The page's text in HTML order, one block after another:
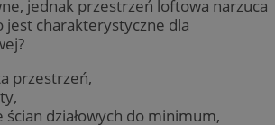
jednak przestrzeń loftowa narzuca
jest charakterystyczne dla
przestrzeń,
ścian działowych do minimum,